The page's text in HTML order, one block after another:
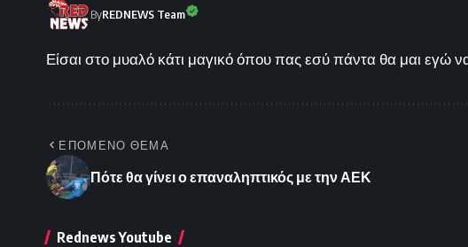
ByREDNEWS Team
Είσαι στο μυαλό κάτι μαγικό όπου πας εσύ πάντα θα μαι εγώ
ΕΠΟΜΕΝΟ ΘΕΜΑ
Πότε θα γίνει ο επαναληπτικός με την ΑΕΚ
Rednews Youtube